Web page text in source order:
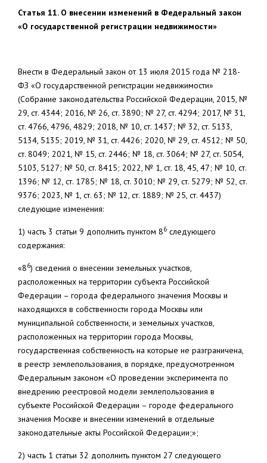
Статья 11. О внесении изменений в Федеральный закон
«О государственной регистрации недвижимости»
Внести в Федеральный закон от 13 июля 2015 года № 218-
ФЗ «О государственной регистрации недвижимости»
(Собрание законодательства Российской Федерации, 2015, №
29, ст. 4344; 2016, № 26, ст. 3890; № 27, ст. 4294; 2017, № 31,
ст. 4766, 4796, 4829; 2018, № 10, ст. 1437; № 32, ст. 5133,
5134, 5135; 2019, № 31, ст. 4426; 2020, № 29, ст. 4512; № 50,
ст. 8049; 2021, № 15, ст. 2446; № 18, ст. 3064; № 27, ст. 5054,
5103, 5127; № 50, ст. 8415; 2022, № 1, ст. 18, 45, 47; № 10, ст.
1396; № 12, ст. 1785; № 18, ст. 3010; № 29, ст. 5279; № 52, ст.
9376; 2023, № 1, ст. 63; № 12, ст. 1889; № 25, ст. 4437)
следующие изменения:
1) часть 3 статьи 9 дополнить пунктом 86 следующего
содержания:
«86) сведения о внесении земельных участков,
расположенных на территории субъекта Российской
Федерации – города федерального значения Москвы и
находящихся в собственности города Москвы или
муниципальной собственности, и земельных участков,
расположенных на территории города Москвы,
государственная собственность на которые не разграничена,
в реестр землепользования, в порядке, предусмотренном
Федеральным законом «О проведении эксперимента по
внедрению реестровой модели землепользования в
субъекте Российской Федерации – городе федерального
значения Москве и внесении изменений в отдельные
законодательные акты Российской Федерации;»;
2) часть 1 статьи 32 дополнить пунктом 27 следующего